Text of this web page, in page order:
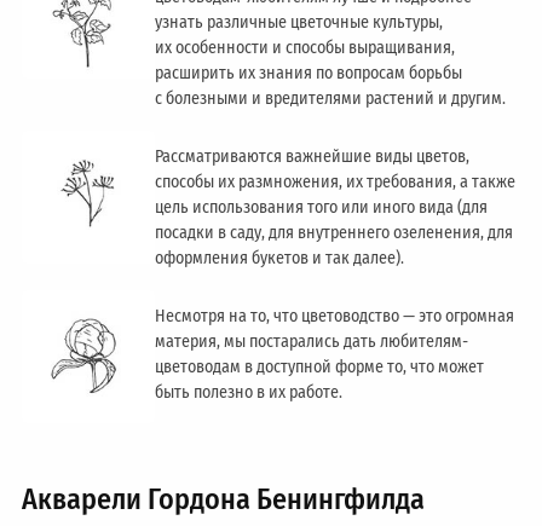
узнать различные цветочные культуры,
их особенности и способы выращивания,
расширить их знания по вопросам борьбы
с болезными и вредителями растений и другим.
Рассматриваются важнейшие виды цветов,
способы их размножения, их требования, а также
цель использования того или иного вида (для
посадки в саду, для внутреннего озеленения, для
оформления букетов и так далее).
Несмотря на то, что цветоводство — это огромная
материя, мы постарались дать любителям-
цветоводам в доступной форме то, что может
быть полезно в их работе.
Акварели Гордона Бенингфилда